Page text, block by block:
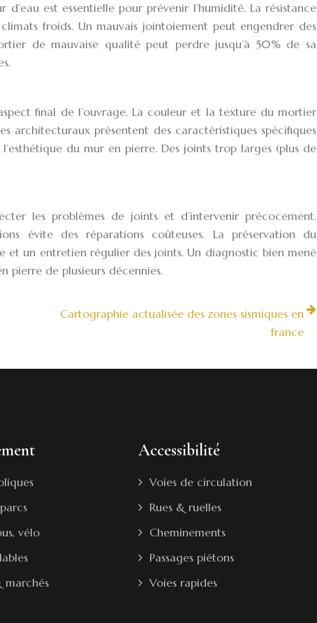
est essentielle pour prévenir l’humidité. La résistance
froids. Un mauvais jointoiement peut engendrer des
de mauvaise qualité peut perdre jusqu’à 50% de sa
final de l’ouvrage. La couleur et la texture du mortier
architecturaux présentent des caractéristiques spécifiques
du mur en pierre. Des joints trop larges (plus de
les problèmes de joints et d’intervenir précocement.
évite des réparations coûteuses. La préservation du
et un entretien régulier des joints. Un diagnostic bien mené
pierre de plusieurs décennies.
Cartographie actualisée des zones sismiques en
france
vélo
marchés
Accessibilité
Voies de circulation
Rues & ruelles
Cheminements
Passages piétons
Voies rapides